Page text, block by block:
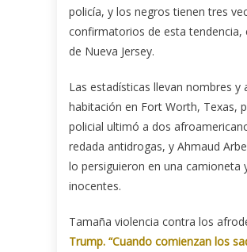
policía, y los negros tienen tres
confirmatorios de esta
de Nueva Jersey.
Las estadísticas llevan nombres
habitación en Fort Worth, Texas,
policial ultimó a dos
redada antidrogas, y Ahmaud
lo persiguieron en una camioneta
inocentes.
Tamaña violencia contra los
Trump. “Cuando comienzan los